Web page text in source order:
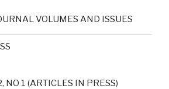
VOLUMES AND ISSUES
NO 1 (ARTICLES IN PRESS)